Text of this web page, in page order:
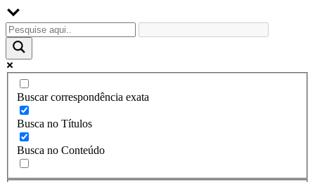
posts
Buscar correspondência exata
Busca no Títulos
Busca no Conteúdo